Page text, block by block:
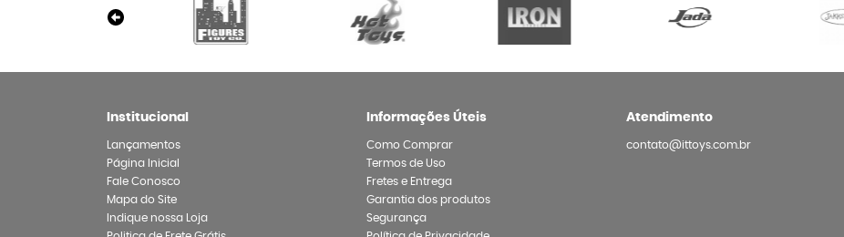
Institucional
Lançamentos
Página Inicial
Fale Conosco
Mapa do Site
Indique nossa Loja
Informações Úteis
Como Comprar
Termos de Uso
Fretes e Entrega
Garantia dos produtos
Segurança
Atendimento
contato@ittoys.com.br